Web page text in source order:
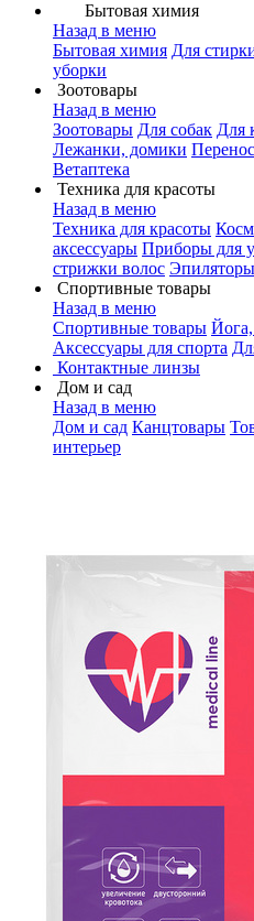
Бытовая химия
Назад в меню
Бытовая химия Для
уборки
Зоотовары
Назад в меню
Зоотовары Для собак Для
Лежанки, домики
Ветаптека
Техника для красоты
Назад в меню
Техника для красоты
аксессуары Приборы для
стрижки волос Эпиляторы
Спортивные товары
Назад в меню
Спортивные товары
Аксессуары для спорта
Контактные линзы
Дом и сад
Назад в меню
Дом и сад Канцтовары
интерьер